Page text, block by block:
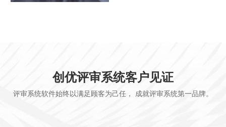
创优评审系统客户见证
评审系统软件始终以满足顾客为己任， 成就评审系统第一品牌。